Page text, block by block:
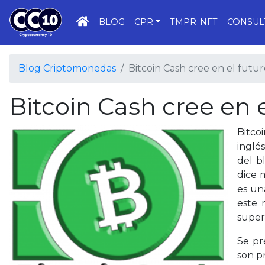
INICIO
BLOG CPR TMPR-NFT
Blog Criptomonedas Bitcoin Cash cree en el
Bitcoin Cash cree en
del
dice
es
este
Se
son